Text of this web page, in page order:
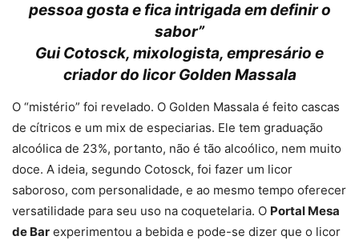
pessoa gosta e fica intrigada em definir o
sabor”
Gui Cotosck, mixologista, empresário e
criador do licor Golden Massala
O “mistério” foi revelado. O Golden Massala é feito cascas
de cítricos e um mix de especiarias. Ele tem graduação
alcoólica de 23%, portanto, não é tão alcoólico, nem muito
doce. A ideia, segundo Cotosck, foi fazer um licor
saboroso, com personalidade, e ao mesmo tempo oferecer
versatilidade para seu uso na coquetelaria. O Portal Mesa
de Bar experimentou a bebida e pode-se dizer que o licor